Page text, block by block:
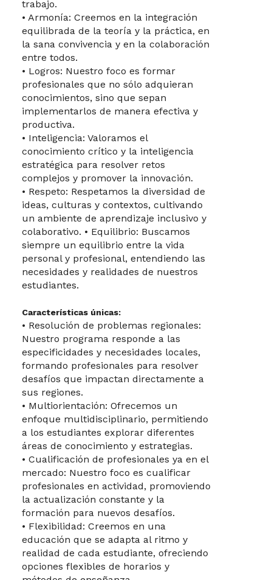
trabajo.
• Armonía: Creemos en la integración
equilibrada de la teoría y la práctica, en
la sana convivencia y en la colaboración
entre todos.
• Logros: Nuestro foco es formar
profesionales que no sólo adquieran
conocimientos, sino que sepan
implementarlos de manera efectiva y
productiva.
• Inteligencia: Valoramos el
conocimiento crítico y la inteligencia
estratégica para resolver retos
complejos y promover la innovación.
• Respeto: Respetamos la diversidad de
ideas, culturas y contextos, cultivando
un ambiente de aprendizaje inclusivo y
colaborativo. • Equilibrio: Buscamos
siempre un equilibrio entre la vida
personal y profesional, entendiendo las
necesidades y realidades de nuestros
estudiantes.
Características únicas:
• Resolución de problemas regionales:
Nuestro programa responde a las
especificidades y necesidades locales,
formando profesionales para resolver
desafíos que impactan directamente a
sus regiones.
• Multiorientación: Ofrecemos un
enfoque multidisciplinario, permitiendo
a los estudiantes explorar diferentes
áreas de conocimiento y estrategias.
• Cualificación de profesionales ya en el
mercado: Nuestro foco es cualificar
profesionales en actividad, promoviendo
la actualización constante y la
formación para nuevos desafíos.
• Flexibilidad: Creemos en una
educación que se adapta al ritmo y
realidad de cada estudiante, ofreciendo
opciones flexibles de horarios y